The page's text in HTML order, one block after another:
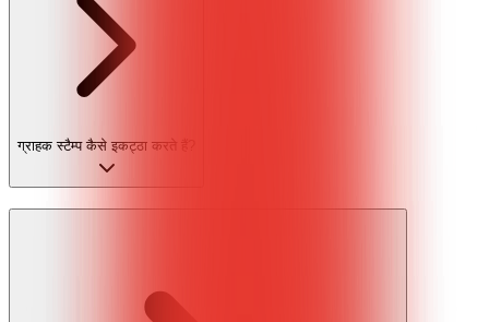
ग्राहक स्टैम्प कैसे इकट्ठा करते हैं?